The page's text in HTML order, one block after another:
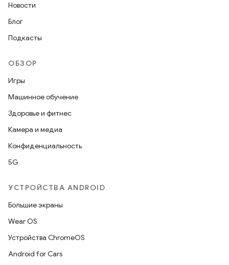
Новости
Блог
Подкасты
ОБЗОР
Игры
Машинное обучение
Здоровье и фитнес
Камера и медиа
Конфиденциальность
5G
УСТРОЙСТВА ANDROID
Большие экраны
Wear OS
Устройства ChromeOS
Android for Cars